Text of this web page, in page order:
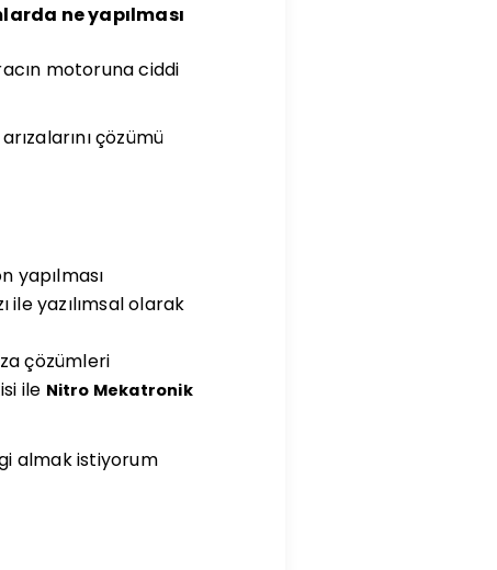
ne yapılması
motoruna ciddi
çözümü
yapılması
yazılımsal olarak
çözümleri
ile Nitro Mekatronik
almak istiyorum